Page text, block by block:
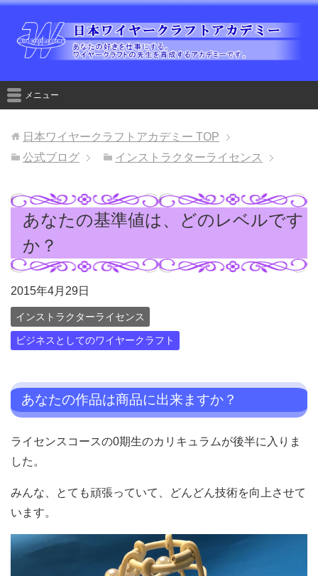
メニュー
日本ワイヤークラフトアカデミー TOP
公式ブログ
インストラクターライセンス
あなたの基準値は、どのレベルです
か？
2015年4月29日
インストラクターライセンス
ビジネスとしてのワイヤークラフト
あなたの作品は商品に出来ますか？
ライセンスコースの0期生のカリキュラムが後半に入りま
した。
みんな、とても頑張っていて、どんどん技術を向上させて
います。